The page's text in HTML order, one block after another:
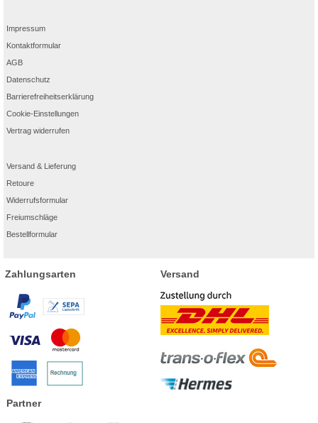
Impressum
Kontaktformular
AGB
Datenschutz
Barrierefreiheitserklärung
Cookie-Einstellungen
Vertrag widerrufen
Versand & Lieferung
Retoure
Widerrufsformular
Freiumschläge
Bestellformular
Zahlungsarten Versand
Partner